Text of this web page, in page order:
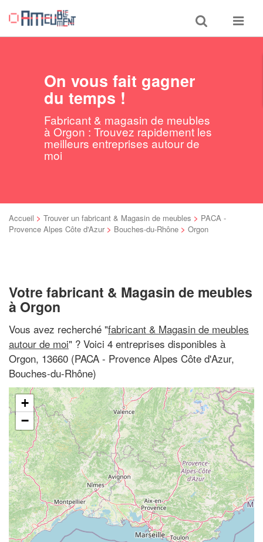
Toggle
search
Toggle
On vous fait gagner
du temps !
Fabricant & magasin de meubles
à Orgon : Trouvez rapidement les
meilleurs entreprises autour de
moi
Accueil > Trouver un fabricant & Magasin de meubles > PACA -
Provence Alpes Côte d'Azur > Bouches-du-Rhône > Orgon
Votre fabricant & Magasin de meubles
à Orgon
Vous avez recherché "fabricant & Magasin de meubles
autour de moi" ? Voici 4 entreprises disponibles à
Orgon, 13660 (PACA - Provence Alpes Côte d'Azur,
Bouches-du-Rhône)
+
−